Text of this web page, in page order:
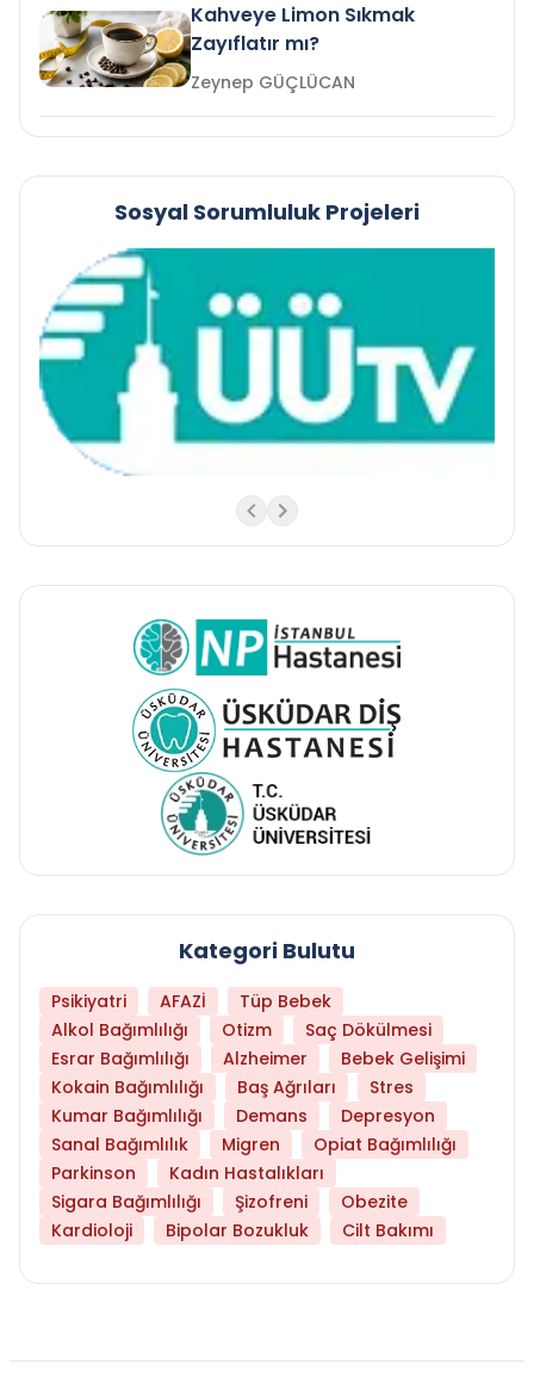
Kahveye Limon Sıkmak
Zayıflatır mı?
Zeynep GÜÇLÜCAN
Sosyal Sorumluluk Projeleri
Kategori Bulutu
Psikiyatri AFAZİ
Tüp Bebek
Alkol Bağımlılığı
Otizm
Saç Dökülmesi
Esrar Bağımlılığı
Alzheimer
Bebek Gelişimi
Kokain Bağımlılığı
Baş Ağrıları
Stres
Kumar Bağımlılığı
Demans
Depresyon
Sanal Bağımlılık
Migren
Opiat Bağımlılığı
Parkinson
Kadın Hastalıkları
Sigara Bağımlılığı
Şizofreni
Obezite
Kardioloji
Bipolar Bozukluk Cilt Bakımı